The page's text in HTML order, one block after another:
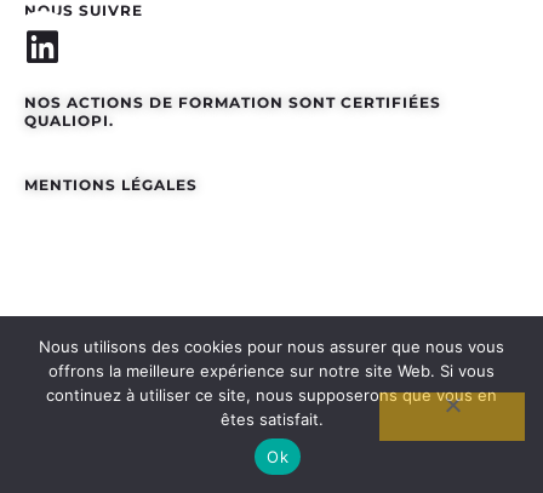
NOUS SUIVRE
NOS ACTIONS DE FORMATION SONT CERTIFIÉES
QUALIOPI.
MENTIONS LÉGALES
Nous utilisons des cookies pour nous assurer que nous vous
offrons la meilleure expérience sur notre site Web. Si vous
continuez à utiliser ce site, nous supposerons que vous en
êtes satisfait.
Ok